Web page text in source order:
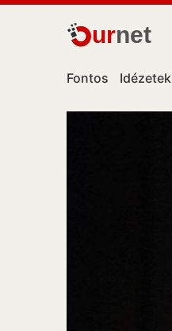
urnet
Fontos Idézetek